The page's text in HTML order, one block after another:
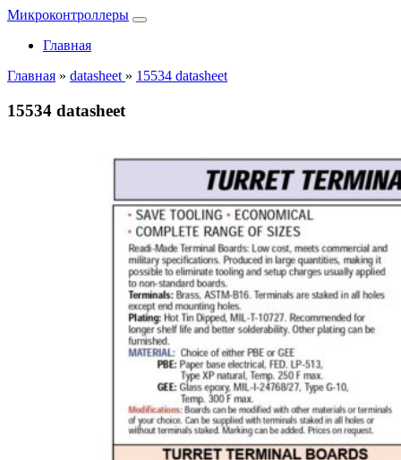
Микроконтроллеры
Главная
Главная » datasheet » 15534 datasheet
15534 datasheet